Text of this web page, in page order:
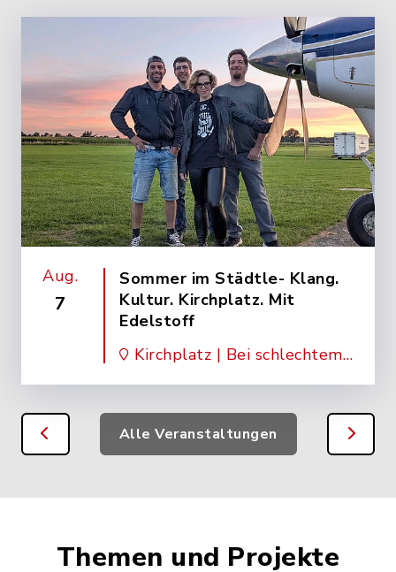
Aug.
7
Sommer im Städtle- Klang.
Kultur. Kirchplatz. Mit
Edelstoff
Alle Veranstaltungen
Themen und Projekte